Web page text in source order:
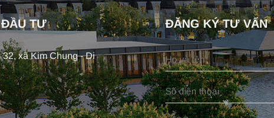
ĐẦU TƯ
xã Kim Chung - Di
ĐĂNG KÝ TƯ VẤN